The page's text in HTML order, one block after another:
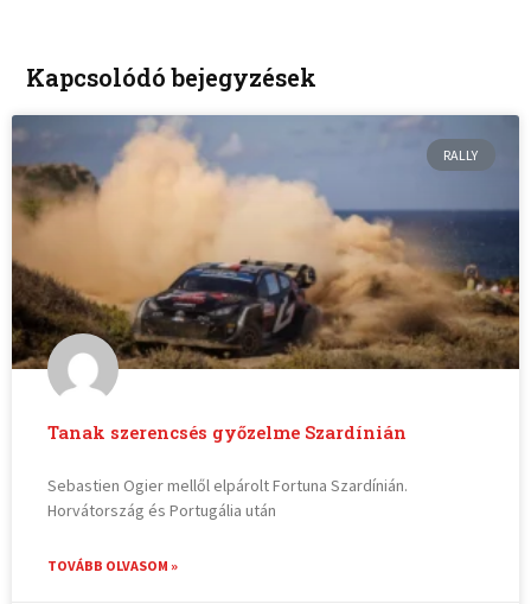
Kapcsolódó bejegyzések
RALLY
Tanak szerencsés győzelme Szardínián
Sebastien Ogier mellől elpárolt Fortuna Szardínián.
Horvátország és Portugália után
TOVÁBB OLVASOM »